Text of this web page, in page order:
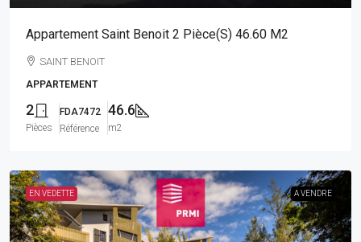
Appartement Saint Benoit 2 Pièce(s) 46.60 M2
SAINT BENOIT
APPARTEMENT
2
Pièces
FDA7472
Référence
46.6
m2
EN VEDETTE A VENDRE